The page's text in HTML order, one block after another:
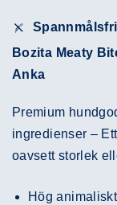
Bozita Meaty
Anka
Premium
ingredienser –
oavsett storlek
Hög